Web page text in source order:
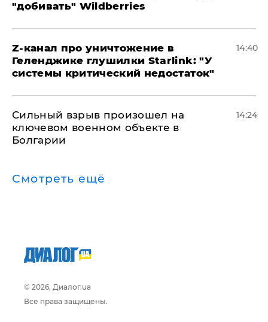
"добивать" Wildberries
Z-канал про уничтожение в
Геленджике глушилки Starlink: "У
системы критический недостаток"
14:40
Сильный взрыв произошел на
ключевом военном объекте в
Болгарии
14:24
Смотреть ещё
© 2026, Диалог.ua
Все права защищены.